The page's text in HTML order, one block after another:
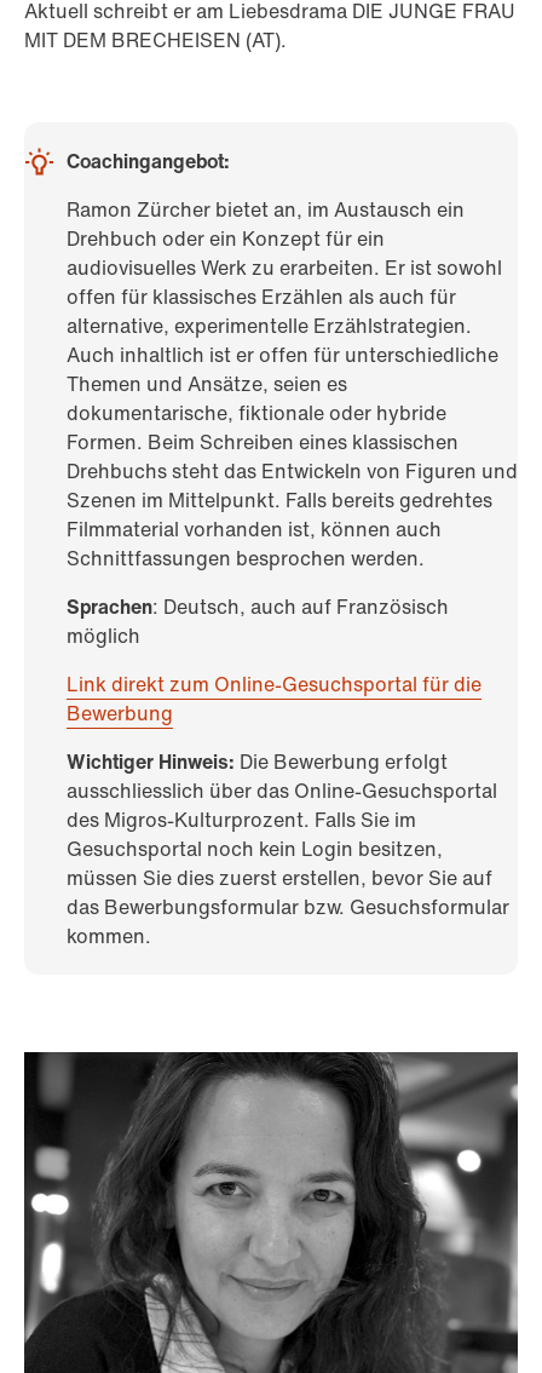
Aktuell schreibt er am Liebesdrama DIE JUNGE FRAU
MIT DEM BRECHEISEN (AT).
Coachingangebot:
Ramon Zürcher bietet an, im Austausch ein
Drehbuch oder ein Konzept für ein
audiovisuelles Werk zu erarbeiten. Er ist sowohl
offen für klassisches Erzählen als auch für
alternative, experimentelle Erzählstrategien.
Auch inhaltlich ist er offen für unterschiedliche
Themen und Ansätze, seien es
dokumentarische, fiktionale oder hybride
Formen. Beim Schreiben eines klassischen
Drehbuchs steht das Entwickeln von Figuren und
Szenen im Mittelpunkt. Falls bereits gedrehtes
Filmmaterial vorhanden ist, können auch
Schnittfassungen besprochen werden.
Sprachen: Deutsch, auch auf Französisch
möglich
Link direkt zum Online-Gesuchsportal für die
Bewerbung
Wichtiger Hinweis: Die Bewerbung erfolgt
ausschliesslich über das Online-Gesuchsportal
des Migros-Kulturprozent. Falls Sie im
Gesuchsportal noch kein Login besitzen,
müssen Sie dies zuerst erstellen, bevor Sie auf
das Bewerbungsformular bzw. Gesuchsformular
kommen.